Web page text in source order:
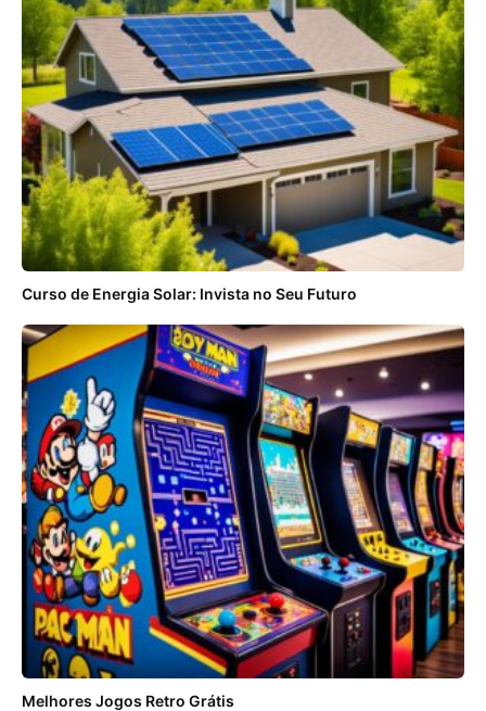
Curso de Energia Solar: Invista no Seu Futuro
Melhores Jogos Retro Grátis